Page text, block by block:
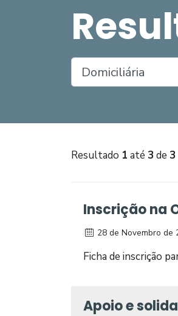
Resultado 1 até 3 de 3
Inscrição na
28 de Novembro de
Ficha de inscrição
Apoio e